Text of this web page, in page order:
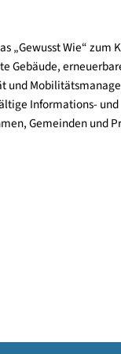
das
klimafitte
Mobilität und
bieten vielfältige